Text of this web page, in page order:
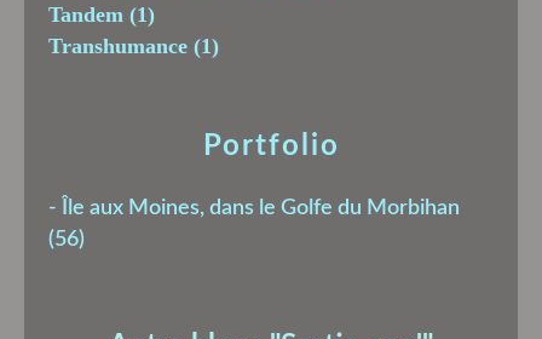
Tandem (1)
Transhumance (1)
Portfolio
- Île aux Moines, dans le Golfe du Morbihan
(56)